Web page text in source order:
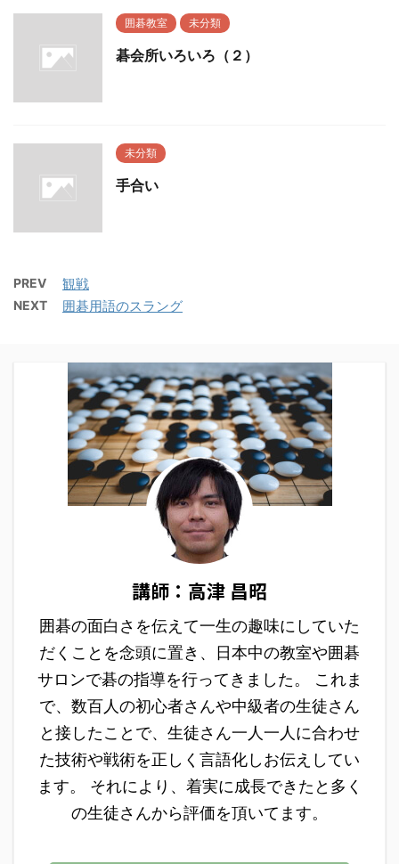
囲碁教室 未分類
碁会所いろいろ（２）
未分類
手合い
PREV 観戦
NEXT 囲碁用語のスラング
講師：高津 昌昭
囲碁の面白さを伝えて一生の趣味にしていた
だくことを念頭に置き、日本中の教室や囲碁
サロンで碁の指導を行ってきました。 これま
で、数百人の初心者さんや中級者の生徒さん
と接したことで、生徒さん一人一人に合わせ
た技術や戦術を正しく言語化しお伝えしてい
ます。 それにより、着実に成長できたと多く
の生徒さんから評価を頂いてます。